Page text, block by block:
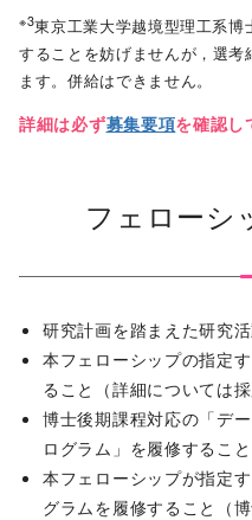
※3東京工業大学越境型理工系
することを妨げませんが，選
ます。併給はできません。
詳細は必ず募集要項を確認し
フェローシ
研究計画を踏まえた研究
本フェローシップの指定
ること（詳細については
博⼠後期課程対応の「デ
ログラム」を履修すること
本フェローシップが指定
グラムを履修すること（